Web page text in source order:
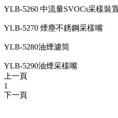
YLB-5260 中流量SVOCs采樣裝
YLB-5270 煙塵不銹鋼采樣嘴
YLB-5280油煙濾筒
YLB-5290油煙采樣嘴
上一頁
1
下一頁